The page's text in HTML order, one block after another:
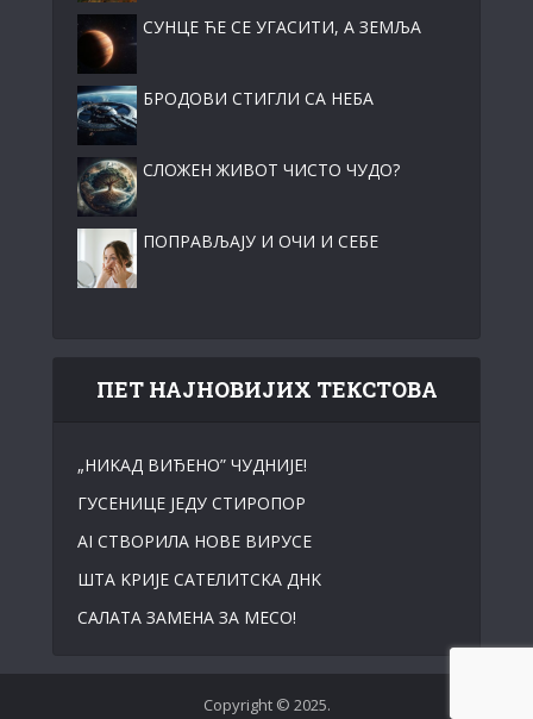
СУНЦЕ ЋЕ СЕ УГАСИТИ, А ЗЕМЉА
БРОДОВИ СТИГЛИ СА НЕБА
СЛОЖЕН ЖИВОТ ЧИСТО ЧУДО?
ПОПРАВЉАЈУ И ОЧИ И СЕБЕ
ПЕТ НАЈНОВИЈИХ ТЕКСТОВА
„НИKАД ВИЂЕНО” ЧУДНИЈЕ!
ГУСЕНИЦЕ ЈЕДУ СТИРОПОР
АI СТВОРИЛА НОВЕ ВИРУСЕ
ШТА KРИЈЕ САТЕЛИТСKА ДНK
САЛАТА ЗАМЕНА ЗА МЕСО!
Copyright © 2025.